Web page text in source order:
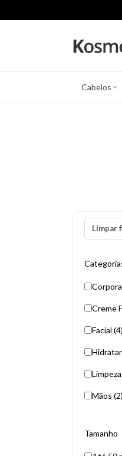
Cabelos
Limpar
Creme
Facial (4)
Mãos (2)
Tamanho